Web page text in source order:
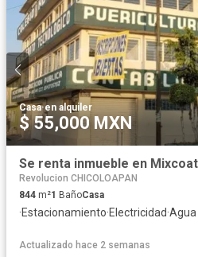
Casa·en alquiler
$ 55,000 MXN
Revolucion CHICOLOAPAN
844 m²1 BañoCasa
·Estacionamiento·Electricidad·Agua
Actualizado hace 2 semanas